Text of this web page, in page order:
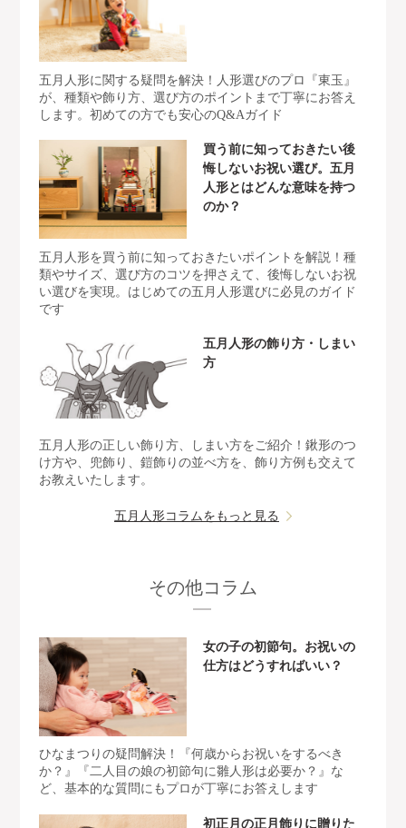
五月人形に関する疑問を解決！人形選びのプロ『東玉』
が、種類や飾り方、選び方のポイントまで丁寧にお答え
します。初めての方でも安心のQ&Aガイド
買う前に知っておきたい後
悔しないお祝い選び。五月
人形とはどんな意味を持つ
のか？
五月人形を買う前に知っておきたいポイントを解説！種
類やサイズ、選び方のコツを押さえて、後悔しないお祝
い選びを実現。はじめての五月人形選びに必見のガイド
です
五月人形の飾り方・しまい
方
五月人形の正しい飾り方、しまい方をご紹介！鍬形のつ
け方や、兜飾り、鎧飾りの並べ方を、飾り方例も交えて
お教えいたします。
五月人形コラムをもっと見る
その他コラム
女の子の初節句。お祝いの
仕方はどうすればいい？
ひなまつりの疑問解決！『何歳からお祝いをするべき
か？』『二人目の娘の初節句に雛人形は必要か？』な
ど、基本的な質問にもプロが丁寧にお答えします
初正月の正月飾りに贈りた